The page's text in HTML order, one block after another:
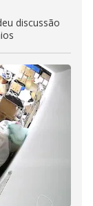
discussão